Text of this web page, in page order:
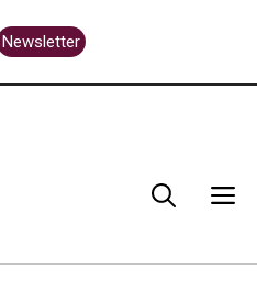
Newsletter